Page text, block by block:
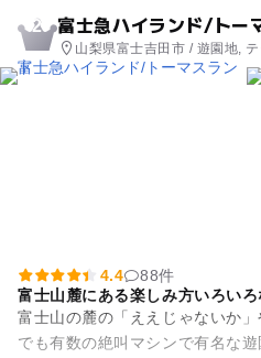
2 富士急ハイランド/トー
山梨県富士吉田市 / 遊園地,
4.4
88件
富士山麓にある楽しみ方いろい
富士山の麓の「ええじゃないか
でも有数の絶叫マシンで有名な